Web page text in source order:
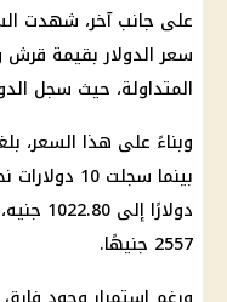
على جانب آخر، شهدت
سعر الدولاربقيمة قرش
المتداولة، حيث سجل
2557 جنيهًا.